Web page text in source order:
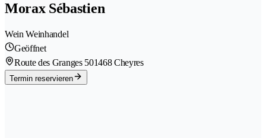
Morax Sébastien
Wein Weinhandel
Geöffnet
Route des Granges 501468 Cheyres
Termin reservieren